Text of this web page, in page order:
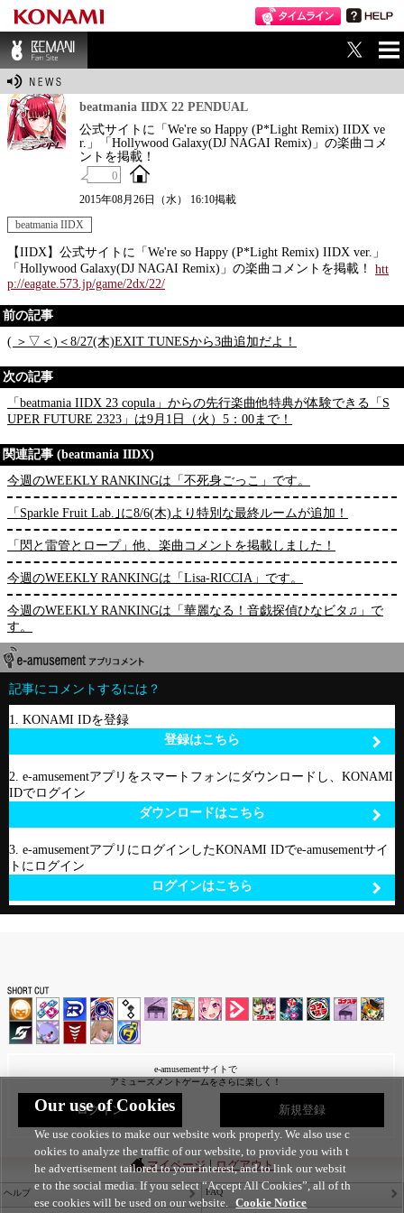
BEMANI Fan Sit
beatmania IIDX 22 PENDUAL
公式サイトに「We're so Happy (P*Light Remix) IIDX ve
r.」「Hollywood Galaxy(DJ NAGAI Remix)」の楽曲コメ
ントを掲載！
0
2015年08月26日（水） 16:10掲載
beatmania IIDX
【IIDX】公式サイトに「We're so Happy (P*Light Remix) IIDX ver.」
「Hollywood Galaxy(DJ NAGAI Remix)」の楽曲コメントを掲載！ htt
p://eagate.573.jp/game/2dx/22/
前の記事
( ＞▽＜)＜8/27(木)EXIT TUNESから3曲追加だよ！
次の記事
「beatmania IIDX 23 copula」からの先行楽曲他特典が体験できる「S
UPER FUTURE 2323」は9月1日（火）5：00まで！
関連記事 (beatmania IIDX)
今週のWEEKLY RANKINGは「不死身ごっこ」です。
「Sparkle Fruit Lab.｣に8/6(木)より特別な最終ルームが追加！
「閃と雷管とロープ」他、楽曲コメントを掲載しました！
今週のWEEKLY RANKINGは「Lisa-RICCIA」です。
今週のWEEKLY RANKINGは「華麗なる！音戯探偵ひなビタ♫」で
す。
記事にコメントするには？
1. KONAMI IDを登録
登録はこちら
2. e-amusementアプリをスマートフォンにダウンロードし、KONAMI
IDでログイン
ダウンロードはこちら
3. e-amusementアプリにログインしたKONAMI IDでe-amusementサイ
トにログイン
ログインはこちら
e-amusementサイトで
アミューズメントゲームをさらに楽しく！
ログイン 新規登録
マイページ|ログアウト
ヘルプ FAQ
Our use of Cookies
We use cookies to make our website work properly. We also use c
ookies to analyze the traffic of our website, to provide you with t
he advertisement tailored to your interest, and to link our websit
e to the social media. If you select “Accept All Cookies”, all of th
ese cookies will be used on our website. Cookie Notice